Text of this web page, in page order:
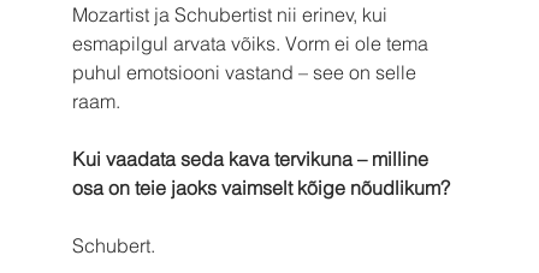
Mozartist ja Schubertist nii erinev, kui
esmapilgul arvata võiks. Vorm ei ole tema
puhul emotsiooni vastand – see on selle
raam.
Kui vaadata seda kava tervikuna – milline
osa on teie jaoks vaimselt kõige nõudlikum?
Schubert.